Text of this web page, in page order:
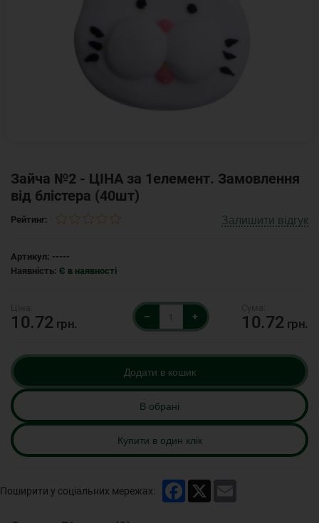
Зайча №2 - ЦІНА за 1елемент. Замовлення
від блістера (40шт)
Рейтинг: Залишити відгук
Артикул: -----
Наявність: Є в наявності
10.72 грн.
– + 10.72 грн.
Додати в кошик
В обрані
Купити в один клік
Поширити у соціальних мережах: Facebook